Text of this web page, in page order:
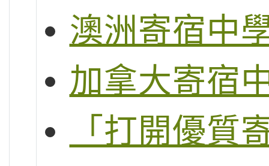
澳洲寄宿中
加拿大寄宿
「打開優質